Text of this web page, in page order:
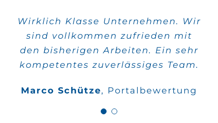
Wirklich Klasse Unternehmen. Wir
sind vollkommen zufrieden mit
den bisherigen Arbeiten. Ein sehr
kompetentes zuverlässiges Team.
Marco Schütze, Portalbewertung
Alle meine Aufträge wurden sehr
schnell verwirklicht und die
Qualität stimmt auch.
Wilfried Kahle
Google